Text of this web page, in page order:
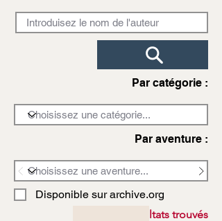
Par catégorie :
Par aventure :
Disponible sur archive.org
3972 résultats trouvés